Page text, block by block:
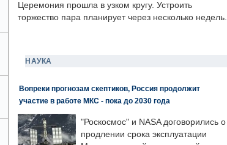
Церемония прошла в узком кругу. Устроить
торжество пара планирует через несколько недель.
НАУКА
Вопреки прогнозам скептиков, Россия продолжит
участие в работе МКС - пока до 2030 года
"Роскосмос" и NASA договорились о
продлении срока эксплуатации